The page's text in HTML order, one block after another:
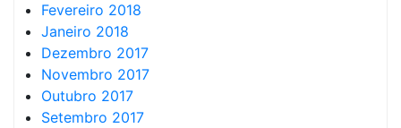
Fevereiro 2018
Janeiro 2018
Dezembro 2017
Novembro 2017
Outubro 2017
Setembro 2017